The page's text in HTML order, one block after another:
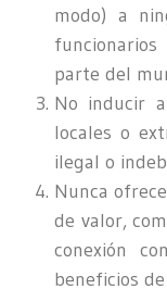
modo) a
parte del
No inducir
locales o
ilegal o
Nunca
de valor,
conexión
beneficios